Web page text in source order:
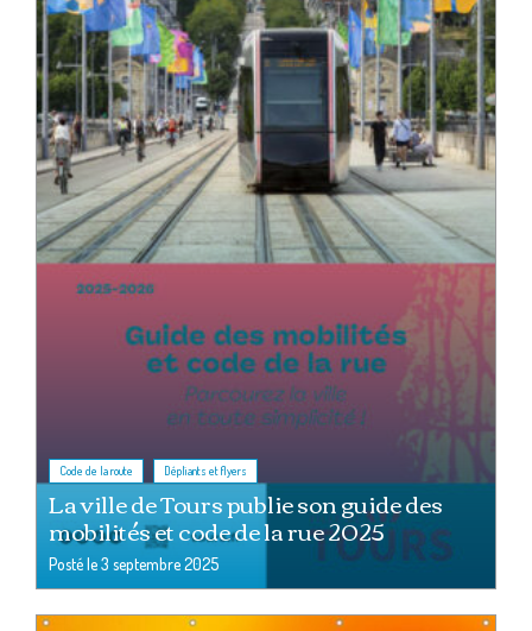
Code de la route Dépliants et flyers
La ville de Tours publie son guide des
mobilités et code de la rue 2025
Posté le3 septembre 2025